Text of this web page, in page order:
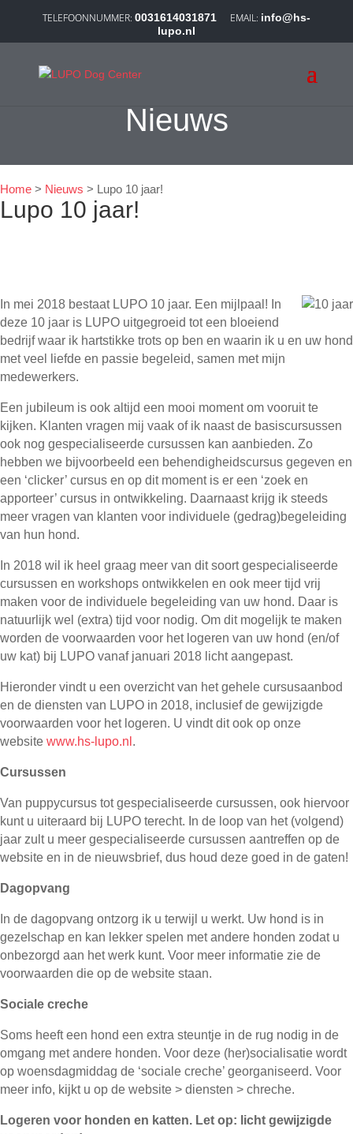
0031614031871
info@hs-
lupo.nl
Nieuws
Home > Nieuws > Lupo 10 jaar!
Lupo 10 jaar!
In mei 2018 bestaat LUPO 10 jaar. Een mijlpaal! In
deze 10 jaar is LUPO uitgegroeid tot een bloeiend
bedrijf waar ik hartstikke trots op ben en waarin ik u en uw hond
met veel liefde en passie begeleid, samen met mijn
medewerkers.
Een jubileum is ook altijd een mooi moment om vooruit te
kijken. Klanten vragen mij vaak of ik naast de basiscursussen
ook nog gespecialiseerde cursussen kan aanbieden. Zo
hebben we bijvoorbeeld een behendigheidscursus gegeven en
een ‘clicker’ cursus en op dit moment is er een ‘zoek en
apporteer’ cursus in ontwikkeling. Daarnaast krijg ik steeds
meer vragen van klanten voor individuele (gedrag)begeleiding
van hun hond.
In 2018 wil ik heel graag meer van dit soort gespecialiseerde
cursussen en workshops ontwikkelen en ook meer tijd vrij
maken voor de individuele begeleiding van uw hond. Daar is
natuurlijk wel (extra) tijd voor nodig. Om dit mogelijk te maken
worden de voorwaarden voor het logeren van uw hond (en/of
uw kat) bij LUPO vanaf januari 2018 licht aangepast.
Hieronder vindt u een overzicht van het gehele cursusaanbod
en de diensten van LUPO in 2018, inclusief de gewijzigde
voorwaarden voor het logeren. U vindt dit ook op onze
website www.hs-lupo.nl .
Cursussen
Van puppycursus tot gespecialiseerde cursussen, ook hiervoor
kunt u uiteraard bij LUPO terecht. In de loop van het (volgend)
jaar zult u meer gespecialiseerde cursussen aantreffen op de
website en in de nieuwsbrief, dus houd deze goed in de gaten!
Dagopvang
In de dagopvang ontzorg ik u terwijl u werkt. Uw hond is in
gezelschap en kan lekker spelen met andere honden zodat u
onbezorgd aan het werk kunt. Voor meer informatie zie de
voorwaarden die op de website staan.
Sociale creche
Soms heeft een hond een extra steuntje in de rug nodig in de
omgang met andere honden. Voor deze (her)socialisatie wordt
op woensdagmiddag de ‘sociale creche’ georganiseerd. Voor
meer info, kijkt u op de website > diensten > chreche.
Logeren voor honden en katten. Let op: licht gewijzigde